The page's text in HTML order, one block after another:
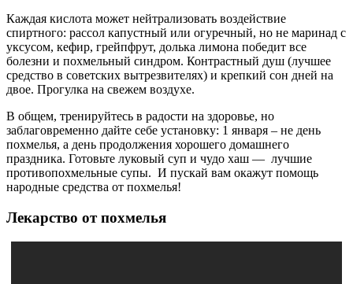
Каждая кислота может нейтрализовать воздействие
спиртного: рассол капустный или огуречный, но не маринад с
уксусом, кефир, грейпфрут, долька лимона победит все
болезни и похмельный синдром. Контрастный душ (лучшее
средство в советских вытрезвителях) и крепкий сон дней на
двое. Прогулка на свежем воздухе.
В общем, тренируйтесь в радости на здоровье, но
заблаговременно дайте себе установку: 1 января – не день
похмелья, а день продолжения хорошего домашнего
праздника. Готовьте луковый суп и чудо хаш — лучшие
противопохмельные супы. И пускай вам окажут помощь
народные средства от похмелья!
Лекарство от похмелья